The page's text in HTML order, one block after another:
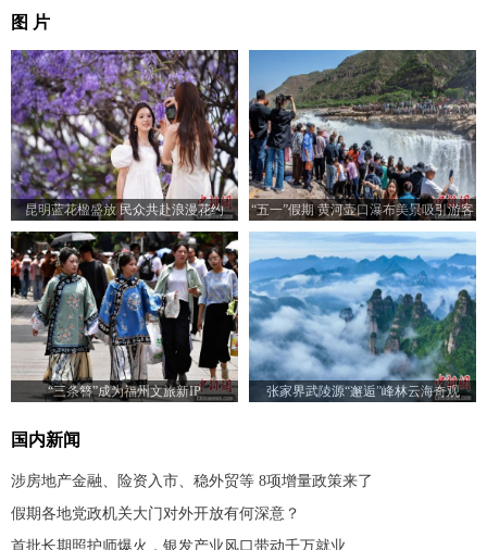
图 片
昆明蓝花楹盛放 民众共赴浪漫花约 “五一”假期 黄河壶口瀑布美景吸引游客
“三条簪”成为福州文旅新IP 张家界武陵源“邂逅”峰林云海奇观
国内新闻
涉房地产金融、险资入市、稳外贸等 8项增量政策来了
假期各地党政机关大门对外开放有何深意？
首批长期照护师爆火，银发产业风口带动千万就业